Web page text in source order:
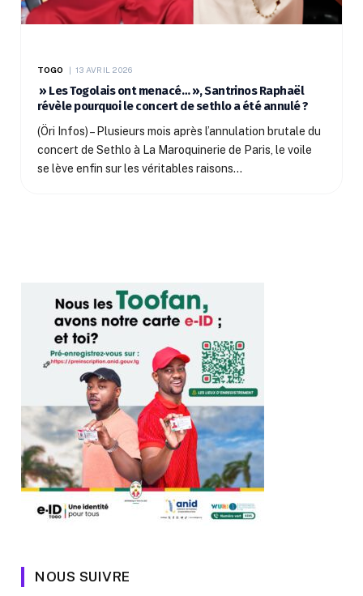
TOGO 13 AVRIL 2026
» Les Togolais ont menacé… », Santrinos Raphaël
révèle pourquoi le concert de sethlo a été annulé ?
(Öri Infos) – Plusieurs mois après l’annulation brutale du
concert de Sethlo à La Maroquinerie de Paris, le voile
se lève enfin sur les véritables raisons…
NOUS SUIVRE